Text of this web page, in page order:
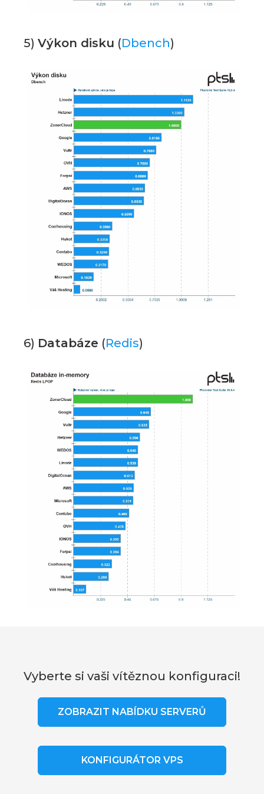
5) Výkon disku (Dbench)
6) Databáze (Redis)
Vyberte si vaši vítěznou konfiguraci!
ZOBRAZIT NABÍDKU SERVERŮ
KONFIGURÁTOR VPS